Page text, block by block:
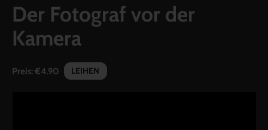
So geht’s
Filmpakete
Gutscheine
Account
Der Fotograf vor der
Kamera
Preis:€4.90 LEIHEN